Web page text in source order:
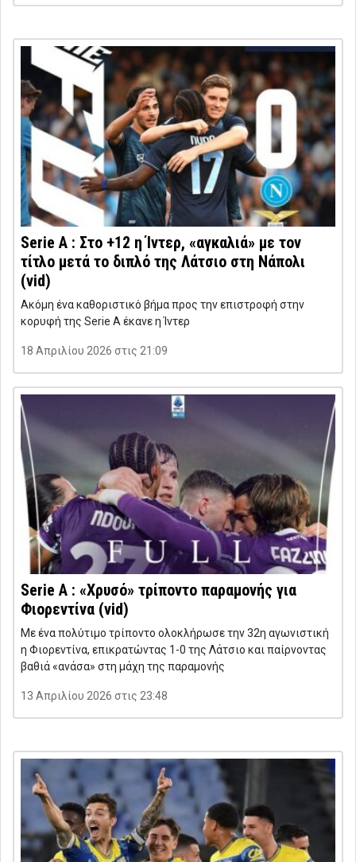
Serie A : Στο +12 η Ίντερ, «αγκαλιά» με τον
τίτλο μετά το διπλό της Λάτσιο στη Νάπολι
(vid)
Ακόμη ένα καθοριστικό βήμα προς την επιστροφή στην
κορυφή της Serie A έκανε η Ίντερ
18 Απριλίου 2026 στις 21:09
Serie A : «Χρυσό» τρίποντο παραμονής για
Φιορεντίνα (vid)
Με ένα πολύτιμο τρίποντο ολοκλήρωσε την 32η αγωνιστική
η Φιορεντίνα, επικρατώντας 1-0 της Λάτσιο και παίρνοντας
βαθιά «ανάσα» στη μάχη της παραμονής
13 Απριλίου 2026 στις 23:48